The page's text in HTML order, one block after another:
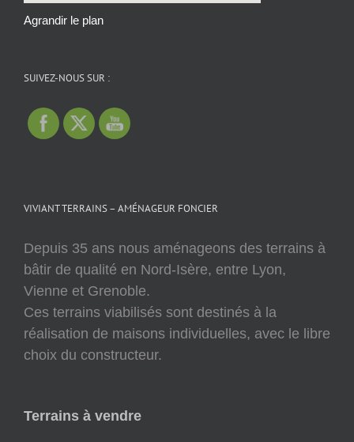
Agrandir le plan
SUIVEZ-NOUS SUR :
VIVIANT TERRAINS – AMÉNAGEUR FONCIER
Depuis 35 ans nous aménageons des terrains à
bâtir de qualité en Nord-Isère, entre Lyon,
Vienne et Grenoble.
Ces terrains viabilisés sont destinés à la
réalisation de maisons individuelles, avec le libre
choix du constructeur.
Terrains à vendre